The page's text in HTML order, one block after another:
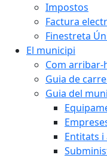
Impostos
Factura
Finestreta
El municipi
Com arribar-
Guia de
Guia del
Entitats i